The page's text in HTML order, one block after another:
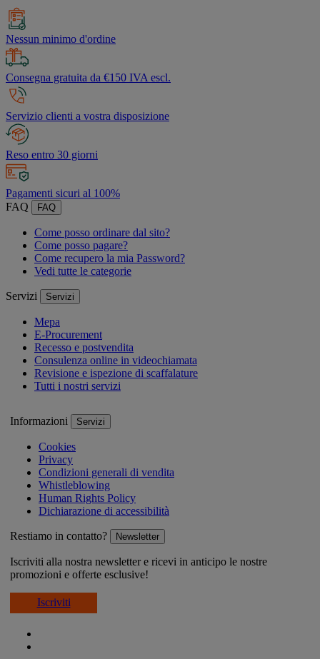
Nessun minimo d'ordine
Consegna gratuita da €150 IVA escl.
Servizio clienti a vostra disposizione
Reso entro 30 giorni
Pagamenti sicuri al 100%
FAQ
FAQ
Come posso ordinare dal sito?
Come posso pagare?
Come recupero la mia Password?
Vedi tutte le categorie
Servizi Servizi
Mepa
E-Procurement
Recesso e postvendita
Consulenza online in videochiamata
Revisione e ispezione di scaffalature
Tutti i nostri servizi
Informazioni Servizi
Cookies
Privacy
Condizioni generali di vendita
Whistleblowing
Human Rights Policy
Dichiarazione di accessibilità
Restiamo in contatto? Newsletter
Iscriviti alla nostra newsletter e ricevi in anticipo le nostre
promozioni e offerte esclusive!
Iscriviti